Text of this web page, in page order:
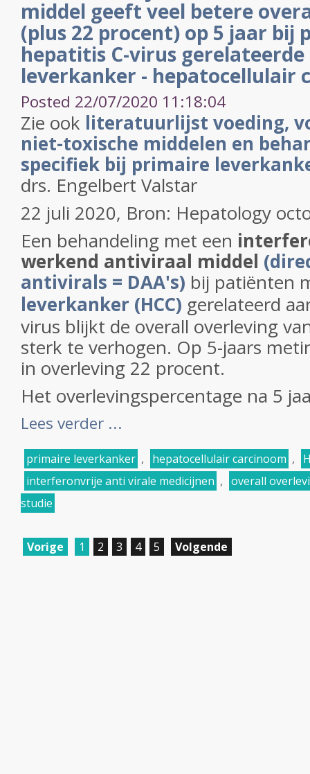
middel geeft veel betere
(plus 22 procent) op 5 jaar bij
hepatitis C-virus
leverkanker - hepatocellulair
Posted 22/07/2020 11:18:04
Zie ook literatuurlijst voeding,
niet-toxische middelen en
specifiek bij primaire
drs. Engelbert Valstar
22 juli 2020, Bron: Hepatology
Een behandeling met een
werkend antiviraal middel
antivirals = DAA's) bij patiënten
leverkanker (HCC) gerelateerd
virus blijkt de overall overleving
sterk te verhogen. Op 5-jaars
in overleving 22 procent.
Het overlevingspercentage na 5
Lees verder ...
primaire leverkanker , hepatocellulair carcinoom ,
interferonvrije anti virale medicijnen , overall
studie
Vorige 1 2 3 4 5 Volgende